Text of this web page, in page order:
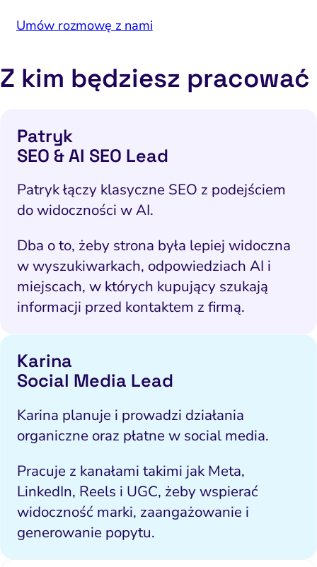
Umów rozmowę z nami
Z kim będziesz pracować
Patryk
SEO & AI SEO Lead
Patryk łączy klasyczne SEO z podejściem
do widoczności w AI.
Dba o to, żeby strona była lepiej widoczna
w wyszukiwarkach, odpowiedziach AI i
miejscach, w których kupujący szukają
informacji przed kontaktem z firmą.
Karina
Social Media Lead
Karina planuje i prowadzi działania
organiczne oraz płatne w social media.
Pracuje z kanałami takimi jak Meta,
LinkedIn, Reels i UGC, żeby wspierać
widoczność marki, zaangażowanie i
generowanie popytu.